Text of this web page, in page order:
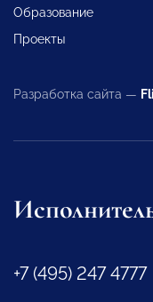
Образование
Проекты
Разработка сайта —
+7 (495) 247 4777